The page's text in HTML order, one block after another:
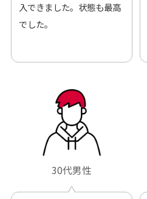
入できました。状態も最高
でした。
30代男性